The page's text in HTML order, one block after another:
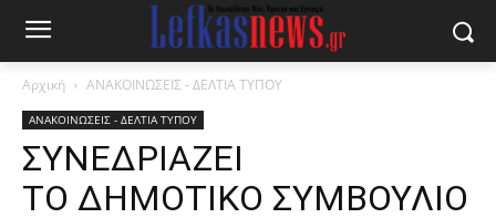
Αρχική ΑΝΑΚΟΙΝΩΣΕΙΣ - ΔΕΛΤΙΑ ΤΥΠΟΥ
ΑΝΑΚΟΙΝΩΣΕΙΣ - ΔΕΛΤΙΑ ΤΥΠΟΥ
ΣΥΝΕΔΡΙΑΖΕΙ
ΤΟ ΔΗΜΟΤΙΚΟ ΣΥΜΒΟΥΛΙΟ